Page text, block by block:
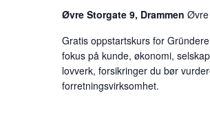
Øvre Storgate 9, Drammen Øvre
Gratis oppstartskurs for
fokus på kunde, økonomi,
lovverk, forsikringer du bør
forretningsvirksomhet.